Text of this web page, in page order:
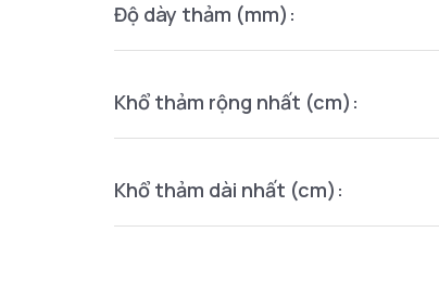
Độ dày thảm (mm):
Khổ thảm rộng nhất (cm):
Khổ thảm dài nhất (cm):